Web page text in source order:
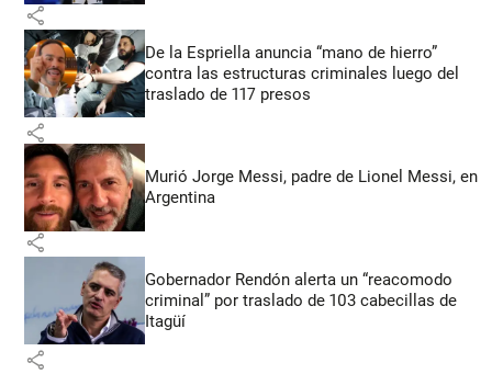
share
De la Espriella anuncia “mano de hierro”
contra las estructuras criminales luego del
traslado de 117 presos
share
Murió Jorge Messi, padre de Lionel Messi, en
Argentina
share
Gobernador Rendón alerta un “reacomodo
criminal” por traslado de 103 cabecillas de
Itagüí
share